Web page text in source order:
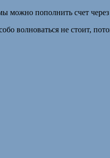
можно пополнить счет
волноваться не стоит,